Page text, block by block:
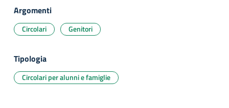
Argomenti
Circolari Genitori
Tipologia
Circolari per alunni e famiglie